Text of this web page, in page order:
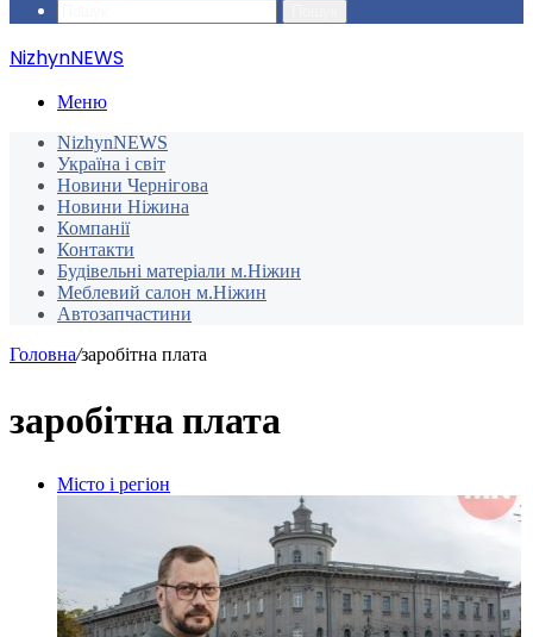
NizhynNEWS
Меню
NizhynNEWS
Україна і світ
Новини Чернігова
Новини Ніжина
Компанії
Контакти
Будівельні матеріали м.Ніжин
Меблевий салон м.Ніжин
Автозапчастини
Головна/заробітна плата
заробітна плата
Місто і регіон